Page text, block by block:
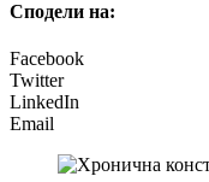
Сподели на:
Facebook
Twitter
LinkedIn
Email